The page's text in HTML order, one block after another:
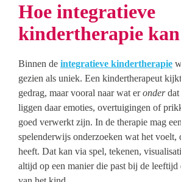
Hoe integratieve
kindertherapie
Binnen de integratieve kindertherapie
gezien als uniek. Een kindertherapeut
gedrag, maar vooral naar wat eronderdat
liggen daar emoties, overtuigingen of
goed verwerkt zijn. In de therapie mag
spelenderwijs onderzoeken wat het voelt,
heeft. Dat kan via spel, tekenen,
altijd op een manier die past bij de leeftijd